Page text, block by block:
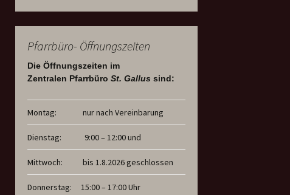
Pfarrbüro- Öffnungszeiten
Die Öffnungszeiten im
Zentralen Pfarrbüro St. Gallus sind:
Montag: nur nach Vereinbarung
Dienstag: 9:00 – 12:00 und
Mittwoch: bis 1.8.2026 geschlossen
Donnerstag: 15:00 – 17:00 Uhr